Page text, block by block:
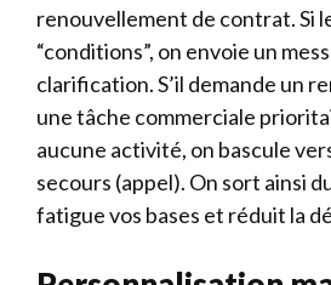
renouvellement de contrat. Si
“conditions”, on envoie un
clarification. S’il demande un
une tâche commerciale
aucune activité, on bascule
secours (appel). On sort ainsi
fatigue vos bases et réduit la